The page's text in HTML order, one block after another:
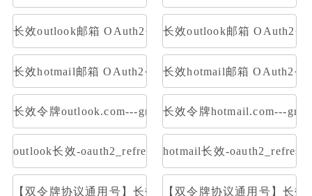
长效outlook邮箱 OAuth2令牌号【已触发7天】 支持
长效outlook邮箱 OAuth2令
长效hotmail邮箱 OAuth2令牌号【已触发7天】 支持
长效hotmail邮箱 OAuth2令
长效令牌outlook.com---graph取件长效令牌hotmail.com---
outlook长效-oauth2_refresh_token号 令牌号 邮件获取
hotmail长效-
【双令牌协议通用号】长效Outlook邮箱 支持Graph令牌
【双令牌协议通用号】长